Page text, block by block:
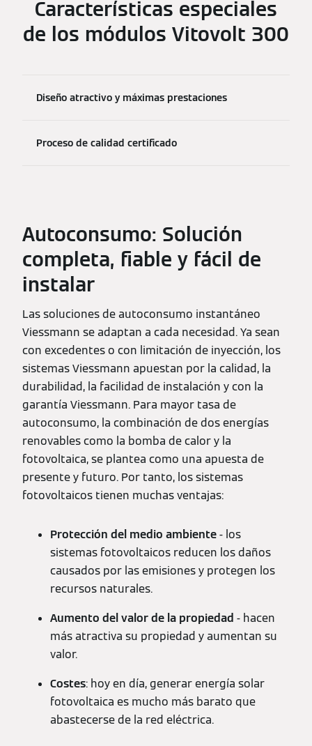
Características especiales
de los módulos Vitovolt 300
Diseño atractivo y máximas prestaciones
Proceso de calidad certificado
Autoconsumo: Solución
completa, fiable y fácil de
instalar
Las soluciones de autoconsumo instantáneo
Viessmann se adaptan a cada necesidad. Ya sean
con excedentes o con limitación de inyección, los
sistemas Viessmann apuestan por la calidad, la
durabilidad, la facilidad de instalación y con la
garantía Viessmann. Para mayor tasa de
autoconsumo, la combinación de dos energías
renovables como la bomba de calor y la
fotovoltaica, se plantea como una apuesta de
presente y futuro. Por tanto, los sistemas
fotovoltaicos tienen muchas ventajas:
Protección del medio ambiente- los
sistemas fotovoltaicos reducen los daños
causados por las emisiones y protegen los
recursos naturales.
Aumento del valor de la propiedad - hacen
más atractiva su propiedad y aumentan su
valor.
Costes: hoy en día, generar energía solar
fotovoltaica es mucho más barato que
abastecerse de la red eléctrica.